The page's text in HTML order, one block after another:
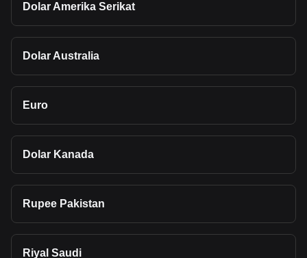
Dolar Amerika Serikat
Dolar Australia
Euro
Dolar Kanada
Rupee Pakistan
Riyal Saudi